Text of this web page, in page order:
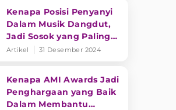
Kenapa Posisi Penyanyi
Dalam Musik Dangdut,
Jadi Sosok yang Paling
Penting?
Artikel 31 Desember 2024
Kenapa AMI Awards Jadi
Penghargaan yang Baik
Dalam Membantu